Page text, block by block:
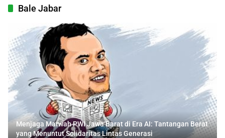
Bale Jabar
Menjaga Marwah PWI Jawa Barat di Era AI: Tantangan Berat
yang Menuntut Solidaritas Lintas Generasi